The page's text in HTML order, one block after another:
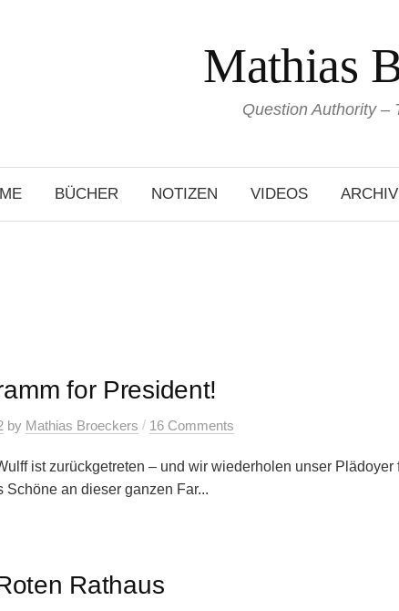
Mathias
Question Authority –
BÜCHER NOTIZEN VIDEOS ARCHIV
for President!
by Mathias Broeckers / 16 Comments
ist zurückgetreten – und wir wiederholen unser Plädoyer
Schöne an dieser ganzen Far...
Rathaus